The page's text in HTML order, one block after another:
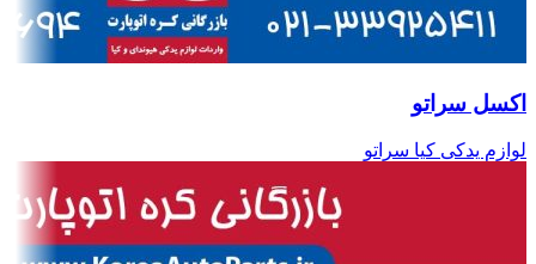
اکسل سراتو
لوازم یدکی کیا سراتو